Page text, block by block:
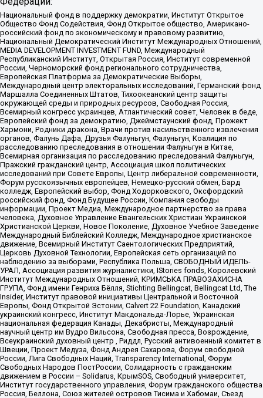
Национальный фонд в поддержку демократии, Институт Открытое
Общество Фонд Содействия, Фонд Открытое общество, Американо-
российский фонд по экономическому и правовому развитию,
Национальный Демократический Институт Международных Отношений,
MEDIA DEVELOPMENT INVESTMENT FUND, Международный
Республиканский Институт, Открытая Россия, Институт современной
России, Черноморский фонд регионального сотрудничества,
Европейская Платформа за Демократические Выборы,
Международный центр электоральных исследований, Германский фонд
Маршалла Соединенных Штатов, Тихоокеанский центр защиты
окружающей среды и природных ресурсов, Свободная Россия,
Всемирный конгресс украинцев, Атлантический совет, Человек в беде,
Европейский фонд за демократию, Джеймстаунский фонд, Прожект
Хармони, Родники дракона, Врачи против насильственного извлечения
органов, Фалунь Дафа, Друзья Фалуньгун, Фалуньгун, Коалиция по
расследованию преследования в отношении Фалуньгун в Китае,
Всемирная организация по расследованию преследований Фалуньгун,
Пражский гражданский центр, Ассоциация школ политических
исследований при Совете Европы, Центр либеральной современности,
Форум русскоязычных европейцев, Немецко-русский обмен, Бард
колледж, Европейский выбор, Фонд Ходорковского, Оксфордский
российский фонд, Фонд Будущее России, Компания свободы
информации, Проект Медиа, Международное партнерство за права
человека, Духовное Управление Евангельских Христиан Украинской
Христианской Церкви, Новое Поколение, Духовное Учебное Заведение
Международный Библейский Колледж, Международное христианское
движение, Всемирный Институт Саентологических Предприятий,
Церковь Духовной Технологии, Европейская сеть организаций по
наблюдению за выборами, Республика Польша, СВОБОДНЫЙ ИДЕЛЬ-
УРАЛ, Ассоциация развития журналистики, IStories fonds, Королевский
Институт Международных Отношений, КРИМСЬКА ПРАВОЗАХИСНА
ГРУПА, Фонд имени Генриха Бёлля, Stichting Bellingcat, Bellingcat Ltd, The
Insider, Институт правовой инициативы Центральной и Восточной
Европы, Фонд Открытой Эстонии, Calvert 22 Foundation, Канадский
украинский конгресс, Институт Макдональда-Лорье, Украинская
национальная федерация Канады, Декабристы, Международный
научный центр им Вудро Вильсона, Свободная пресса, Возрождение,
Всеукраинский духовный центр , Риддл, Русский антивоенный комитет в
Швеции, Проект Медуза, Фонд Андрея Сахарова, Форум свободной
России, Лига Свободных Наций, Transparеncy International, Форум
Свободных Народов ПостРоссии, Солидарность с гражданским
движением в России – Solidarus, КрымSOS, Свободный университет,
Институт государственного управления, Форум гражданского общества
Россия, Беллона, Союз жителей островов Тисима и Хабомаи, Съезд